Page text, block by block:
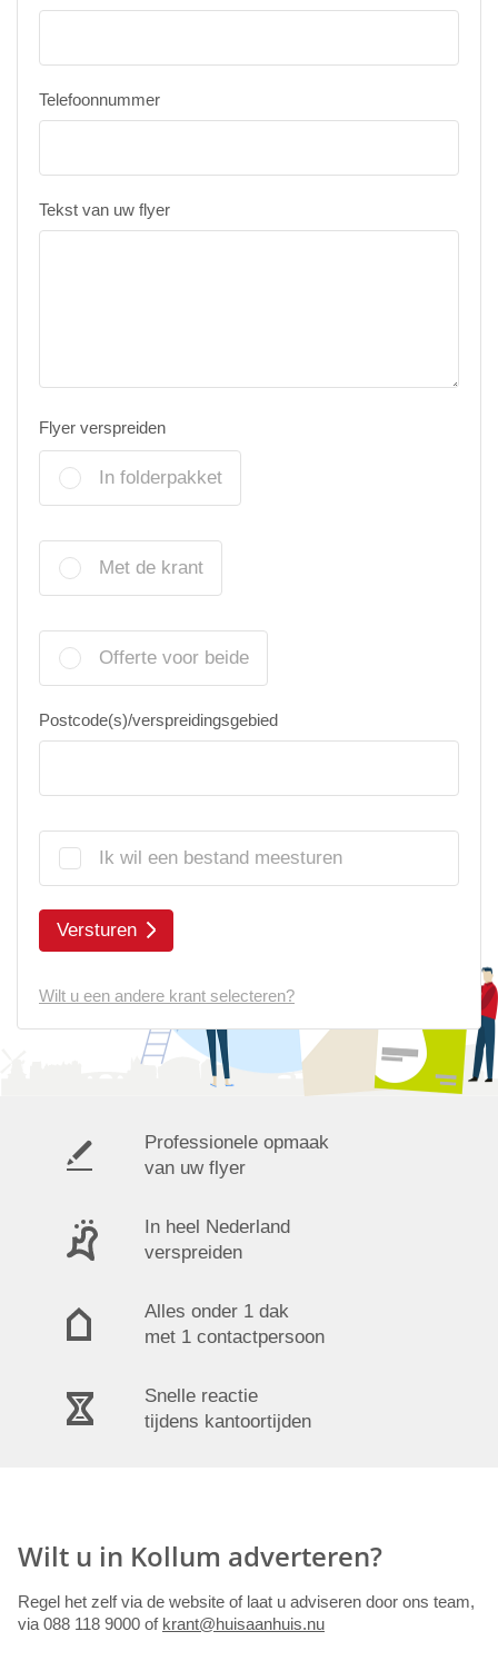
Telefoonnummer
Tekst van uw flyer
Flyer verspreiden
In folderpakket
Met de krant
Offerte voor beide
Postcode(s)/verspreidingsgebied
Ik wil een bestand meesturen
Versturen
Wilt u een andere krant selecteren?
Professionele opmaak
van uw flyer
In heel Nederland
verspreiden
Alles onder 1 dak
met 1 contactpersoon
Snelle reactie
tijdens kantoortijden
Wilt u in Kollum adverteren?
Regel het zelf via de website of laat u adviseren door ons team,
via 088 118 9000 of krant@huisaanhuis.nu